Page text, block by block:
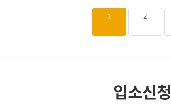
1 2
입소신청